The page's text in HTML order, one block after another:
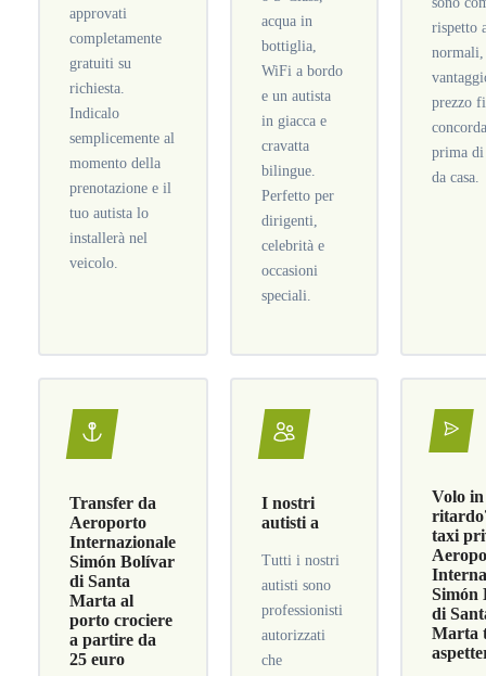
approvati
completamente
gratuiti su
richiesta.
Indicalo
semplicemente al
momento della
prenotazione e il
tuo autista lo
installerà nel
veicolo.
acqua in
bottiglia,
WiFi a bordo
e un autista
in giacca e
cravatta
bilingue.
Perfetto per
dirigenti,
celebrità e
occasioni
speciali.
rispetto
prezzo
prima
da casa.
Transfer da
Aeroporto
Internazionale
Simón Bolívar
di Santa
Marta al
porto crociere
a partire da
25 euro
I nostri
autisti a
Tutti i nostri
autisti sono
professionisti
autorizzati
che
Volo in
taxi
Simón
di
Marta